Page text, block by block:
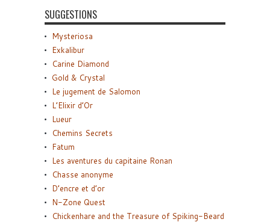
SUGGESTIONS
Mysteriosa
Exkalibur
Carine Diamond
Gold & Crystal
Le jugement de Salomon
L’Elixir d’Or
Lueur
Chemins Secrets
Fatum
Les aventures du capitaine Ronan
Chasse anonyme
D’encre et d’or
N-Zone Quest
Chickenhare and the Treasure of Spiking-Beard